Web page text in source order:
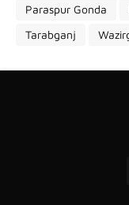
Paraspur Gonda
Tarabganj